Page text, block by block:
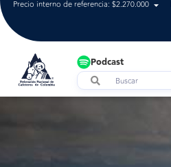
Precio interno de referencia: $2.270.000
Podcast